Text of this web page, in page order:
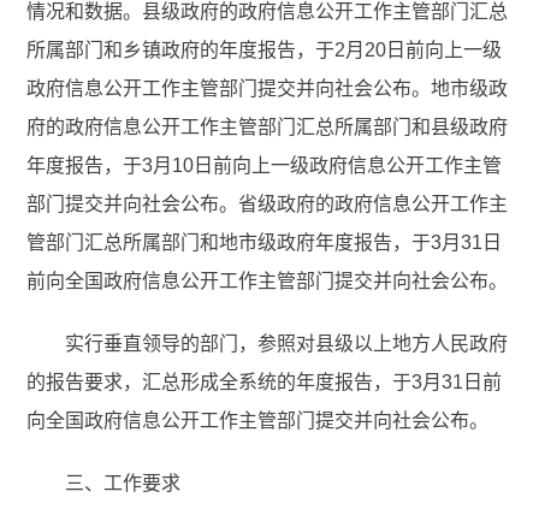
情况和数据。县级政府的政府信息公开工作主管部门汇总
所属部门和乡镇政府的年度报告，于2月20日前向上一级
政府信息公开工作主管部门提交并向社会公布。地市级政
府的政府信息公开工作主管部门汇总所属部门和县级政府
年度报告，于3月10日前向上一级政府信息公开工作主管
部门提交并向社会公布。省级政府的政府信息公开工作主
管部门汇总所属部门和地市级政府年度报告，于3月31日
前向全国政府信息公开工作主管部门提交并向社会公布。
实行垂直领导的部门，参照对县级以上地方人民政府
的报告要求，汇总形成全系统的年度报告，于3月31日前
向全国政府信息公开工作主管部门提交并向社会公布。
三、工作要求